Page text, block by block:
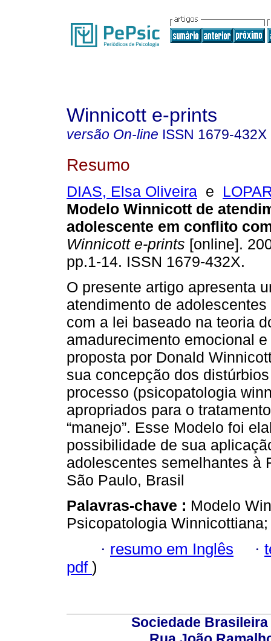
Winnicott e-prints
versão On-line ISSN 1679-432X
Resumo
DIAS, Elsa Oliveira e
Modelo Winnicott de
adolescente em conflito
Winnicott e-prints [online].
pp.1-14. ISSN 1679-432X.
O presente artigo apresenta
atendimento de
com a lei baseado na teoria
amadurecimento emocional
proposta por Donald
sua concepção dos
processo (psicopatologia
apropriados para o
“manejo”. Esse Modelo foi
possibilidade de sua
adolescentes semelhantes à
São Paulo, Brasil
Palavras-chave : Modelo
Psicopatologia
· resumo em Inglês ·
pdf )
Sociedade